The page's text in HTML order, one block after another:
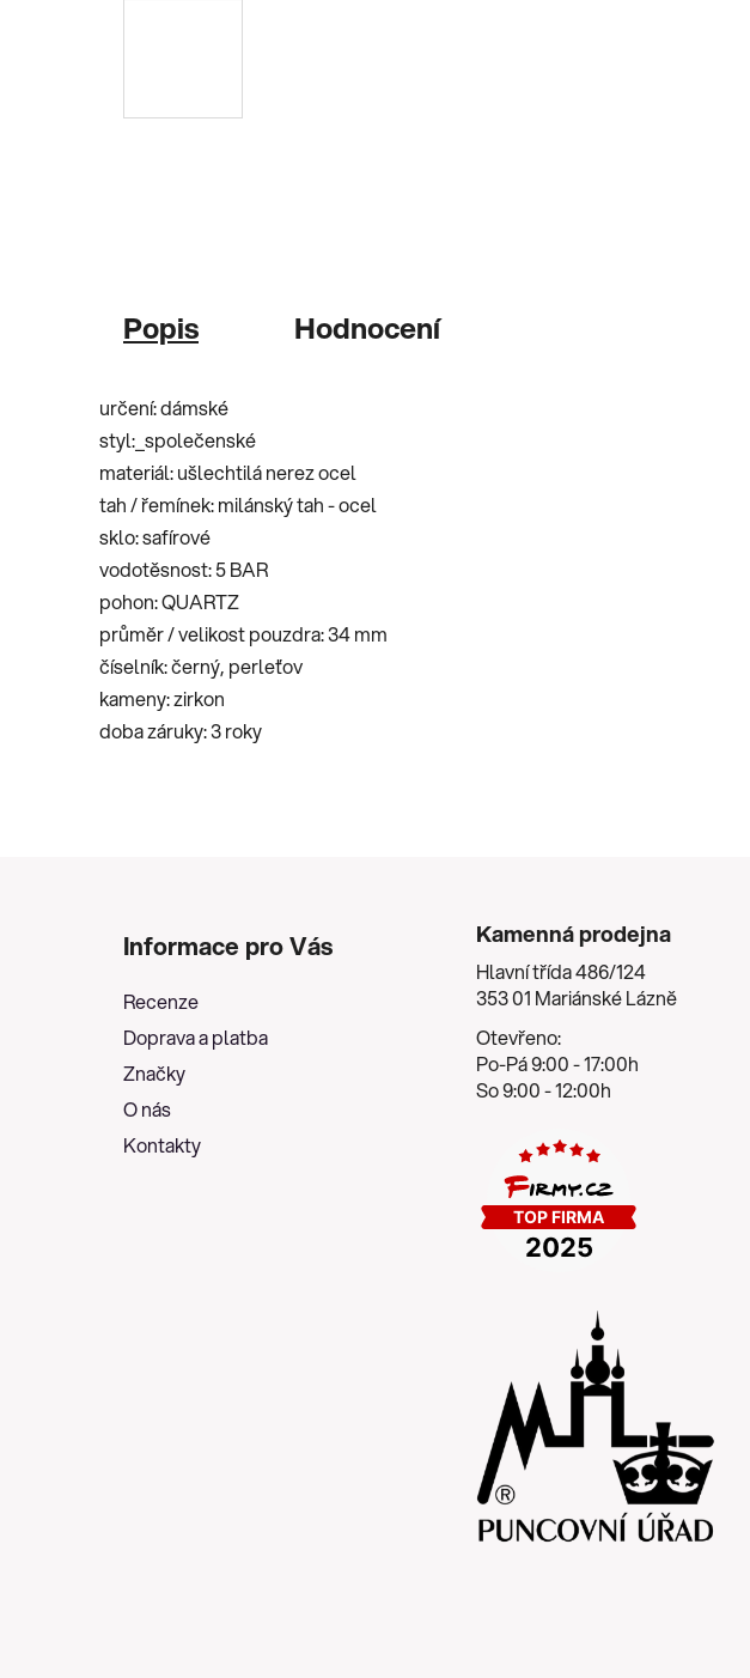
Popis Hodnocení
určení:dámské
styl:_ společenské
materiál:ušlechtilá nerez ocel
tah / řemínek:milánský tah - ocel
sklo:safírové
vodotěsnost:5 BAR
pohon:QUARTZ
průměr / velikost pouzdra:34 mm
číselník:černý, perleťov
kameny:zirkon
doba záruky:3 roky
Informace pro Vás
Recenze
Doprava a platba
Značky
O nás
Kontakty
Kamenná prodejna
Hlavní třída 486/124
353 01 Mariánské Lázně
Otevřeno:
Po-Pá 9:00 - 17:00h
So 9:00 - 12:00h